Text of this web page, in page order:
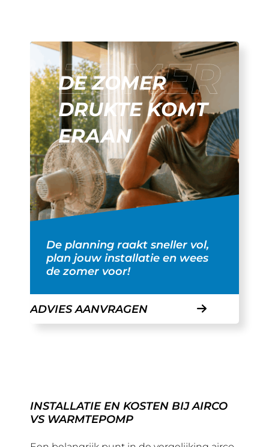
DE ZOMER
DRUKTE KOMT
ERAAN
De planning raakt sneller vol,
plan jouw installatie en wees
de zomer voor!
ADVIES AANVRAGEN
INSTALLATIE EN KOSTEN BIJ AIRCO
VS WARMTEPOMP